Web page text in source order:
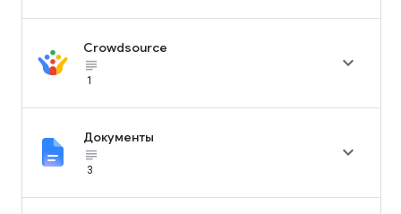
Crowdsource
subject_black
1

Документы
subject_black
3
